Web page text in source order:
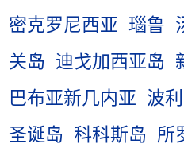
密克罗尼西亚 瑙鲁
关岛 迪戈加西亚岛
巴布亚新几内亚 波
圣诞岛 科科斯岛 所